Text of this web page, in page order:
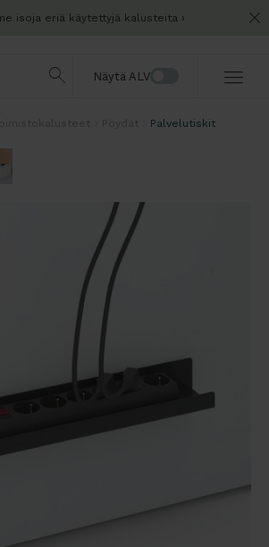
isoja eriä käytettyjä kalusteita
Näytä ALV
Palvelutiskit